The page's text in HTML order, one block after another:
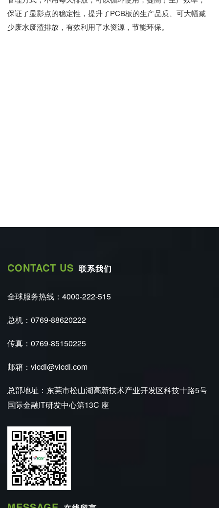
保证了显影点的稳定性，提升了PCB板的生产品质、可大幅减
少废水废渣排放，有效利用了水资源，节能环保。
CONTACT US 联系我们
全球服务热线：4000-222-515
总机：0769-88620222
传真：0769-85150225
邮箱：vicdi@vicdi.com
总部地址：东莞市松山湖高新技术产业开发区科技十路5号
国际金融IT研发中心第13C 座